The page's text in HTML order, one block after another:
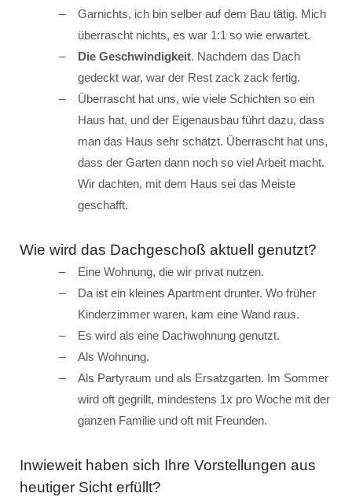
Garnichts, ich bin selber auf dem Bau tätig. Mich
überrascht nichts, es war 1:1 so wie erwartet.
Die Geschwindigkeit. Nachdem das Dach
gedeckt war, war der Rest zack zack fertig.
Überrascht hat uns, wie viele Schichten so ein
Haus hat, und der Eigenausbau führt dazu, dass
man das Haus sehr schätzt. Überrascht hat uns,
dass der Garten dann noch so viel Arbeit macht.
Wir dachten, mit dem Haus sei das Meiste
geschafft.
Wie wird das Dachgeschoß aktuell genutzt?
Eine Wohnung, die wir privat nutzen.
Da ist ein kleines Apartment drunter. Wo früher
Kinderzimmer waren, kam eine Wand raus.
Es wird als eine Dachwohnung genutzt.
Als Wohnung.
Als Partyraum und als Ersatzgarten. Im Sommer
wird oft gegrillt, mindestens 1x pro Woche mit der
ganzen Familie und oft mit Freunden.
Inwieweit haben sich Ihre Vorstellungen aus
heutiger Sicht erfüllt?